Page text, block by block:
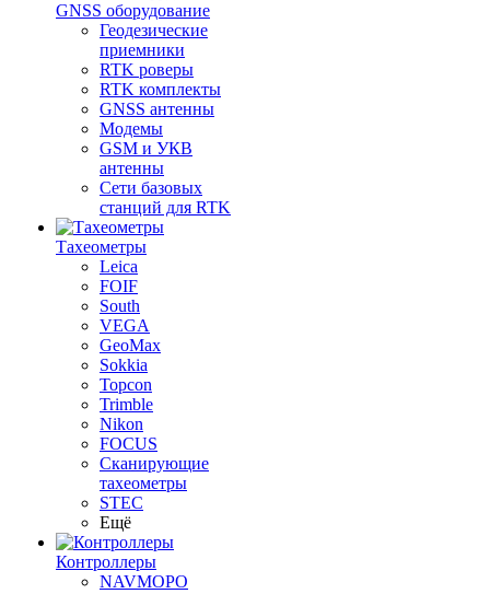
GNSS оборудование
Геодезические
приемники
RTK роверы
RTK комплекты
GNSS антенны
Модемы
GSM и УКВ
антенны
Сети базовых
станций для RTK
Тахеометры
Leica
FOIF
South
VEGA
GeoMax
Sokkia
Topcon
Trimble
Nikon
FOCUS
Сканирующие
тахеометры
STEC
Ещё
Контроллеры
NAVMOPO